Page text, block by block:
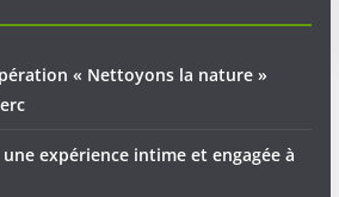
« Nettoyons la nature »
expérience intime et engagée à